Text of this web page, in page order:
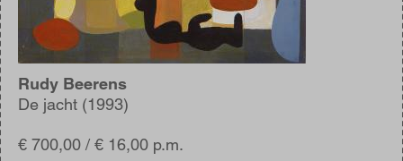
Rudy Beerens
De jacht (1993)
€ 700,00 / € 16,00 p.m.